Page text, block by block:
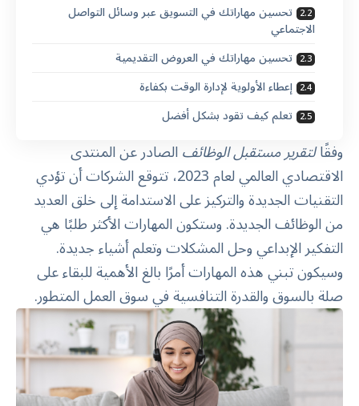
تحسين مهاراتك في التسويق عبر وسائل التواصل
الاجتماعي
تحسين مهاراتك في العروض التقديمية
إعطاء الأولوية لإدارة الوقت بكفاءة
تعلم كيف تقود بشكل أفضل
وفقًالتقرير مستقبل الوظائفالصادر عن المنتدى
الاقتصادي العالمي لعام 2023، تتوقع الشركات أن تؤدي
التقنيات الجديدة والتركيز على الاستدامة إلى خلق العديد
من الوظائف الجديدة. وستكون المهارات الأكثر طلبًا هي
التفكير الإبداعي وحل المشكلات وتعلم أشياء جديدة.
وسيكون تبني هذه المهارات أمرًا بالغ الأهمية للبقاء على
صلة بالسوق والقدرة التنافسية في سوق العمل المتطور.